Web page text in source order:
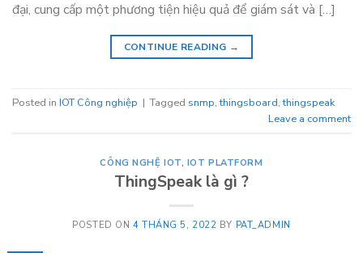
đại, cung cấp một phương tiện hiệu quả để giám sát và […]
CONTINUE READING →
Posted in IOT Công nghiệp | Tagged snmp,thingsboard,thingspeak
Leave a comment
CÔNG NGHỆ IOT, IOT PLATFORM
ThingSpeak là gì ?
POSTED ON 4 THÁNG 5, 2022 BY PAT_ADMIN